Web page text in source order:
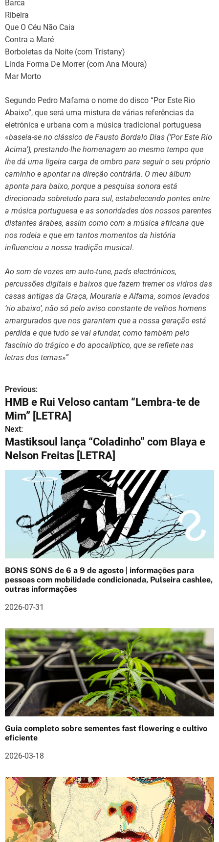
Barca
Ribeira
Que O Céu Não Caia
Contra a Maré
Borboletas da Noite (com Tristany)
Linda Forma De Morrer (com Ana Moura)
Mar Morto
Segundo Pedro Mafama o nome do disco “Por Este Rio
Abaixo”, que será uma mistura de várias referências da
eletrónica e urbana com a música tradicional portuguesa
«baseia-se no clássico de Fausto Bordalo Dias (‘Por Este Rio
Acima’), prestando-lhe homenagem ao mesmo tempo que
lhe dá uma ligeira carga de ombro para seguir o seu próprio
caminho e apontar na direção contrária. O meu álbum
aponta para baixo, porque a pesquisa sonora está
direcionada sobretudo para sul, estabelecendo pontes entre
a música portuguesa e as sonoridades dos nossos parentes
distantes árabes, assim como com a música africana que
nos rodeia e que em tantos momentos da história
influenciou a nossa tradição musical.
Ao som de vozes em auto-tune, pads electrónicos,
percussões digitais e baixos que fazem tremer os vidros das
casas antigas da Graça, Mouraria e Alfama, somos levados
‘rio abaixo’, não só pelo aviso constante de velhos homens
amargurados que nos garantem que a nossa geração está
perdida e que tudo se vai afundar, como também pelo
fascínio do trágico e do apocalíptico, que se reflete nas
letras dos temas»”
N
a
v
e
g
d
e
t
i
g
o
s
Previous:
HMB e Rui Veloso cantam “Lembra-te de
Mim” [LETRA]
Next:
Mastiksoul lança “Coladinho” com Blaya e
Nelson Freitas [LETRA]
BONS SONS de 6 a 9 de agosto | informações para
pessoas com mobilidade condicionada, Pulseira cashlee,
outras informações
2026-07-31
Guia completo sobre sementes fast flowering e cultivo
eficiente
2026-03-18